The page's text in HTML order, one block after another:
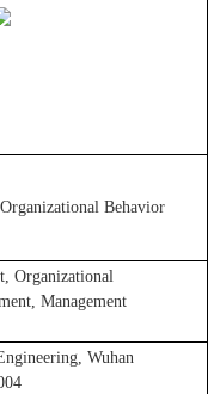
Behavior
Organizational
Management
Wuhan